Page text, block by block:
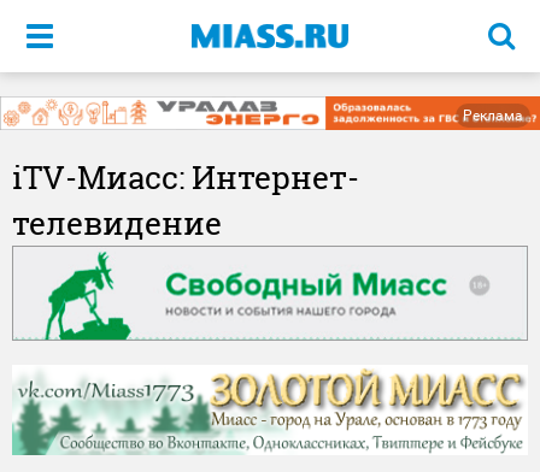
Меню
Реклама
iTV-Миасс: Интернет-
телевидение